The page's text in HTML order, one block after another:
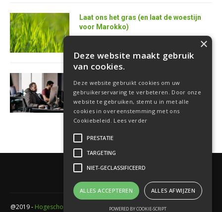
Laat ons het gras (en laat de woestijn
voor Marokko)
25 juni 2026
softwareontwikkelaar
18 juni 2026
@2019 - Hogeschool PXL
- Elfde-liniestraat 24 Gebouw A , 3500 Hasselt -
×
Deze website maakt gebruik
van cookies.
Deze website gebruikt cookies om uw
gebruikerservaring te verbeteren. Door onze
website te gebruiken, stemt u in met alle
cookies in overeenstemming met ons
Cookiebeleid. Lees verder
PRESTATIE
TARGETING
NIET-GECLASSIFICEERD
ALLES ACCEPTEREN ALLES AFWIJZEN
POWERED BY COOKIE-SCRIPT